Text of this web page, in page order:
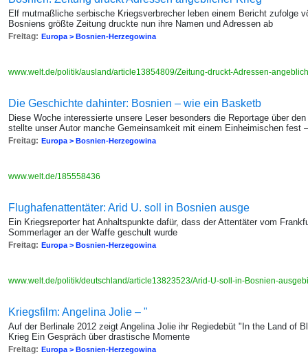
Elf mutmaßliche serbische Kriegsverbrecher leben einem Bericht zufolge
Bosniens größte Zeitung druckte nun ihre Namen und Adressen ab
Freitag: Europa > Bosnien-Herzegowina
www.welt.de/politik/ausland/article13854809/Zeitung-druckt-Adressen-
Die Geschichte dahinter: Bosnien – wie ein Basketb
Diese Woche interessierte unsere Leser besonders die Reportage über
stellte unser Autor manche Gemeinsamkeit mit einem Einheimischen fest
Freitag: Europa > Bosnien-Herzegowina
www.welt.de/185558436
Flughafenattentäter: Arid U. soll in Bosnien ausge
Ein Kriegsreporter hat Anhaltspunkte dafür, dass der Attentäter vom
Sommerlager an der Waffe geschult wurde
Freitag: Europa > Bosnien-Herzegowina
www.welt.de/politik/deutschland/article13823523/Arid-U-soll-in-Bosnien-
Kriegsfilm: Angelina Jolie – "
Auf der Berlinale 2012 zeigt Angelina Jolie ihr Regiedebüt "In the Land of
Krieg Ein Gespräch über drastische Momente
Freitag: Europa > Bosnien-Herzegowina